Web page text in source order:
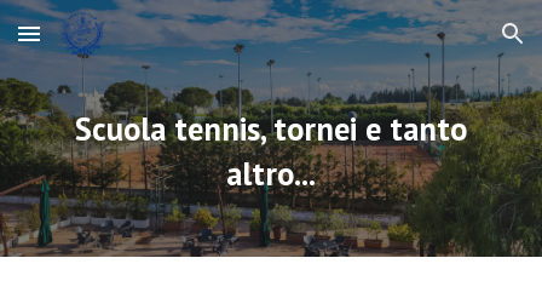
Skip to main content Skip to navigation
Scuola tennis, tornei e tanto
altro...